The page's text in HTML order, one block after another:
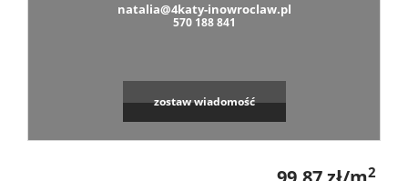
natalia@4katy-inowroclaw.pl
570 188 841
zostaw wiadomość
2